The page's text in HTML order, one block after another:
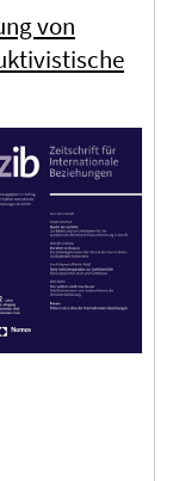
von